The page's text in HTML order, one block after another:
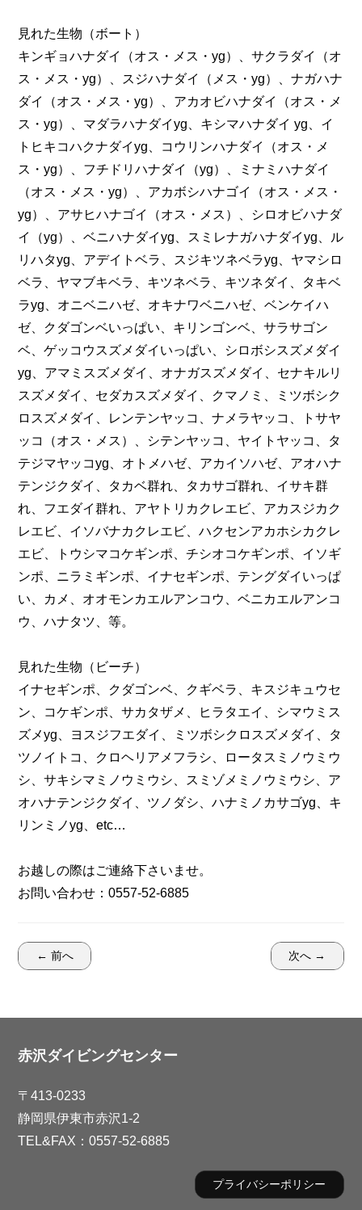
見れた生物（ボート）
キンギョハナダイ（オス・メス・yg）、サクラダイ（オ
ス・メス・yg）、スジハナダイ（メス・yg）、ナガハナ
ダイ（オス・メス・yg）、アカオビハナダイ（オス・メ
ス・yg）、マダラハナダイyg、キシマハナダイ yg、イ
トヒキコハクナダイyg、コウリンハナダイ（オス・メ
ス・yg）、フチドリハナダイ（yg）、ミナミハナダイ
（オス・メス・yg）、アカボシハナゴイ（オス・メス・
yg）、アサヒハナゴイ（オス・メス）、シロオビハナダ
イ（yg）、ベニハナダイyg、スミレナガハナダイyg、ル
リハタyg、アデイトベラ、スジキツネベラyg、ヤマシロ
ベラ、ヤマブキベラ、キツネベラ、キツネダイ、タキベ
ラyg、オニベニハゼ、オキナワベニハゼ、ベンケイハ
ゼ、クダゴンベいっぱい、キリンゴンベ、サラサゴン
ベ、ゲッコウスズメダイいっぱい、シロボシスズメダイ
yg、アマミスズメダイ、オナガスズメダイ、セナキルリ
スズメダイ、セダカスズメダイ、クマノミ、ミツボシク
ロスズメダイ、レンテンヤッコ、ナメラヤッコ、トサヤ
ッコ（オス・メス）、シテンヤッコ、ヤイトヤッコ、タ
テジマヤッコyg、オトメハゼ、アカイソハゼ、アオハナ
テンジクダイ、タカベ群れ、タカサゴ群れ、イサキ群
れ、フエダイ群れ、アヤトリカクレエビ、アカスジカク
レエビ、イソバナカクレエビ、ハクセンアカホシカクレ
エビ、トウシマコケギンポ、チシオコケギンポ、イソギ
ンポ、ニラミギンポ、イナセギンポ、テングダイいっぱ
い、カメ、オオモンカエルアンコウ、ベニカエルアンコ
ウ、ハナタツ、等。
見れた生物（ビーチ）
イナセギンポ、クダゴンベ、クギベラ、キスジキュウセ
ン、コケギンポ、サカタザメ、ヒラタエイ、シマウミス
ズメyg、ヨスジフエダイ、ミツボシクロスズメダイ、タ
ツノイトコ、クロヘリアメフラシ、ロータスミノウミウ
シ、サキシマミノウミウシ、スミゾメミノウミウシ、ア
オハナテンジクダイ、ツノダシ、ハナミノカサゴyg、キ
リンミノyg、etc…
お越しの際はご連絡下さいませ。
お問い合わせ：0557-52-6885
← 前へ 次へ →
赤沢ダイビングセンター
〒413-0233
静岡県伊東市赤沢1-2
TEL&FAX：0557-52-6885
プライバシーポリシー